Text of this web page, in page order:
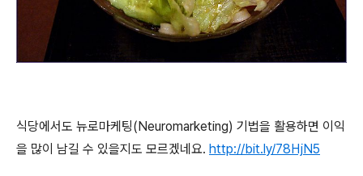
식당에서도 뉴로마케팅(Neuromarketing) 기법을 활용하면 이익
을 많이 남길 수 있을지도 모르겠네요. http://bit.ly/78HjN5